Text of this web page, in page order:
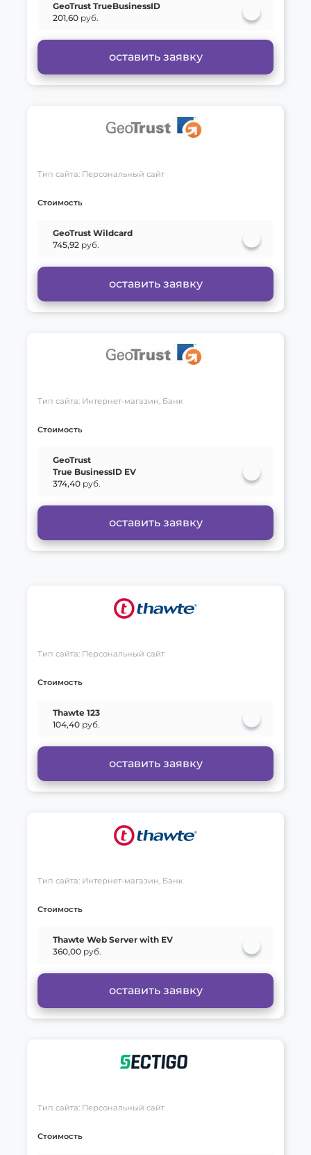
GeoTrust TrueBusinessID
201,60 руб.
оставить заявку
Тип сайта: Персональный сайт
Стоимость
GeoTrust Wildcard
745,92 руб.
оставить заявку
Тип сайта: Интернет-магазин, Банк
Стоимость
GeoTrust
True BusinessID EV
374,40 руб.
оставить заявку
Тип сайта: Персональный сайт
Стоимость
Thawte 123
104,40 руб.
оставить заявку
Тип сайта: Интернет-магазин, Банк
Стоимость
Thawte Web Server with EV
360,00 руб.
оставить заявку
Тип сайта: Персональный сайт
Стоимость